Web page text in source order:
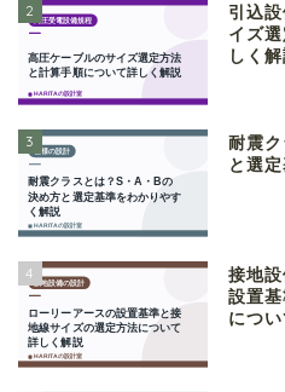
2
引込
イズ
しく
3
耐震
と選
4
接地
設置
につ